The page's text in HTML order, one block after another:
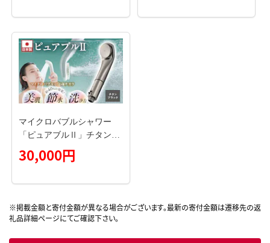
マイクロバブルシャワー
「ピュアブルⅡ」チタンブ
ラック_Qx015
30,000円